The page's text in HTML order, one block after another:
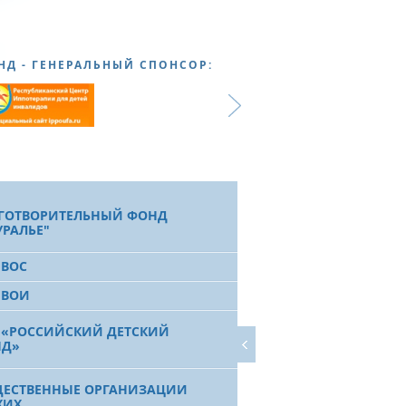
- ГЕНЕРАЛЬНЫЙ СПОНСОР:
ФОНД
ДЕТСКИЙ
ОРГАНИЗАЦИИ